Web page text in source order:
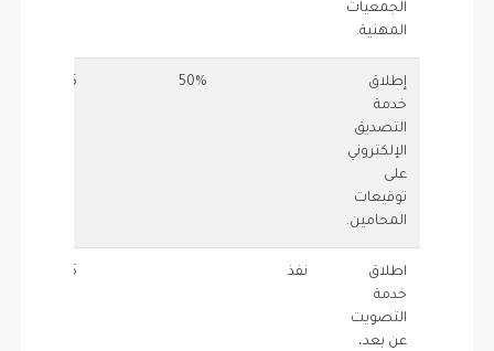
الجمعيات
المهنية.
إطلاق
خدمة
التصديق
الإلكتروني
على
توقيعات
المحامين.
50%
0.5
اطلاق
خدمة
التصويت
عن بعد،
نفذ 0.5